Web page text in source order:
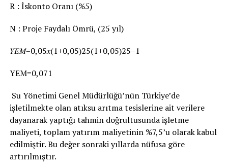
R : İskonto Oranı (%5)
N : Proje Faydalı Ömrü, (25 yıl)
𝑌𝐸𝑀=0,05𝑥(1+0,05)25(1+0,05)25−1
YEM=0,071
Su Yönetimi Genel Müdürlüğü’nün Türkiye’de
işletilmekte olan atıksu arıtma tesislerine ait verilere
dayanarak yaptığı tahmin doğrultusunda işletme
maliyeti, toplam yatırım maliyetinin %7,5’u olarak kabul
edilmiştir. Bu değer sonraki yıllarda nüfusa göre
artırılmıştır.